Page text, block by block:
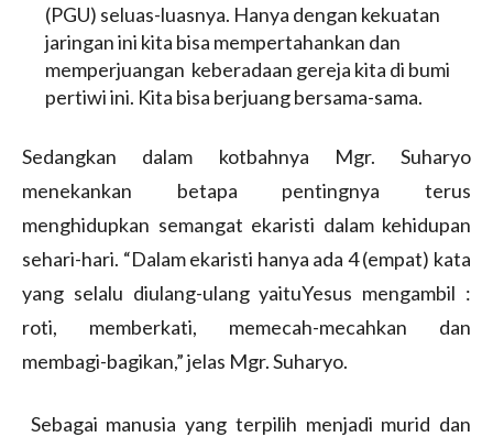
(PGU) seluas-luasnya. Hanya dengan kekuatan
jaringan ini kita bisa mempertahankan dan
memperjuangan keberadaan gereja kita di bumi
pertiwi ini. Kita bisa berjuang bersama-sama.
Sedangkan dalam kotbahnya Mgr. Suharyo
menekankan betapa pentingnya terus
menghidupkan semangat ekaristi dalam kehidupan
sehari-hari. “Dalam ekaristi hanya ada 4 (empat) kata
yang selalu diulang-ulang yaituYesus mengambil :
roti, memberkati, memecah-mecahkan dan
membagi-bagikan,” jelas Mgr. Suharyo.
Sebagai manusia yang terpilih menjadi murid dan